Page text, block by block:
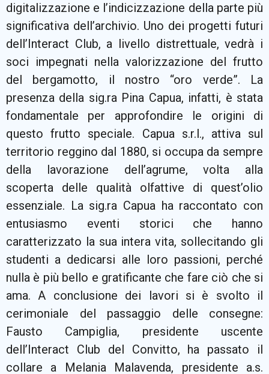
digitalizzazione e l’indicizzazione della parte più
significativa dell’archivio. Uno dei progetti futuri
dell’Interact Club, a livello distrettuale, vedrà i
soci impegnati nella valorizzazione del frutto
del bergamotto, il nostro “oro verde”. La
presenza della sig.ra Pina Capua, infatti, è stata
fondamentale per approfondire le origini di
questo frutto speciale. Capua s.r.l., attiva sul
territorio reggino dal 1880, si occupa da sempre
della lavorazione dell’agrume, volta alla
scoperta delle qualità olfattive di quest’olio
essenziale. La sig.ra Capua ha raccontato con
entusiasmo eventi storici che hanno
caratterizzato la sua intera vita, sollecitando gli
studenti a dedicarsi alle loro passioni, perché
nulla è più bello e gratificante che fare ciò che si
ama. A conclusione dei lavori si è svolto il
cerimoniale del passaggio delle consegne:
Fausto Campiglia, presidente uscente
dell’Interact Club del Convitto, ha passato il
collare a Melania Malavenda, presidente a.s.